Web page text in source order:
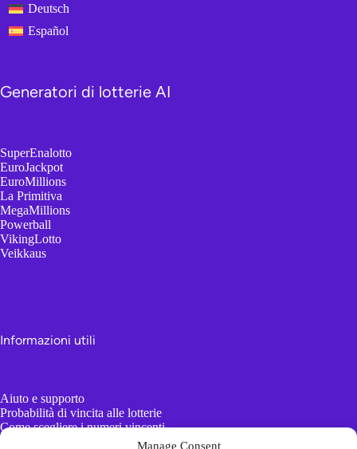
Manage Consent
Deutsch
Español
Generatori di lotterie AI
SuperEnalotto
EuroJackpot
EuroMillions
La Primitiva
MegaMillions
Powerball
VikingLotto
Veikkaus
Informazioni utili
Aiuto e supporto
Probabilità di vincita alle lotterie
Come scegliere i numeri vincenti
AI vs Generatori di numeri casuali